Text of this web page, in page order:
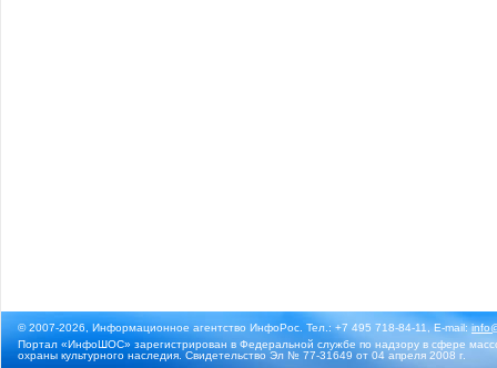
© 2007-2026, Информационное агентство ИнфоРос. Тел.: +7 495 718-84-11, E-mail:
Портал «ИнфоШОС» зарегистрирован в Федеральной службе по надзору в сфере
охраны культурного наследия. Свидетельство Эл № 77-31649 от 04 апреля 2008 г.